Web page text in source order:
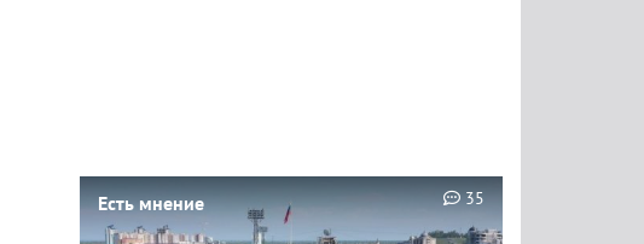
Есть мнение 35